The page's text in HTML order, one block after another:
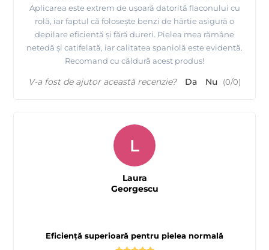
Aplicarea este extrem de ușoară datorită flaconului cu
rolă, iar faptul că folosește benzi de hârtie asigură o
depilare eficientă și fără dureri. Pielea mea rămâne
netedă și catifelată, iar calitatea spaniolă este evidentă.
Recomand cu căldură acest produs!
V-a fost de ajutor această recenzie? Da Nu (0/0)
Eficiență superioară pentru pielea normală
L
Laura
Georgescu